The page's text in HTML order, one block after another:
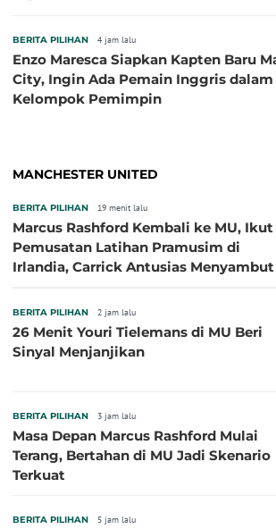
BERITA PILIHAN 4 jam lalu
Enzo Maresca Siapkan Kapten Baru
City, Ingin Ada Pemain Inggris dalam
Kelompok Pemimpin
MANCHESTER UNITED
BERITA PILIHAN 19 menit lalu
Marcus Rashford Kembali ke MU, Ikut
Pemusatan Latihan Pramusim di
Irlandia, Carrick Antusias Menyambut
BERITA PILIHAN 2 jam lalu
26 Menit Youri Tielemans di MU Beri
Sinyal Menjanjikan
BERITA PILIHAN 3 jam lalu
Masa Depan Marcus Rashford Mulai
Terang, Bertahan di MU Jadi Skenario
Terkuat
BERITA PILIHAN 5 jam lalu